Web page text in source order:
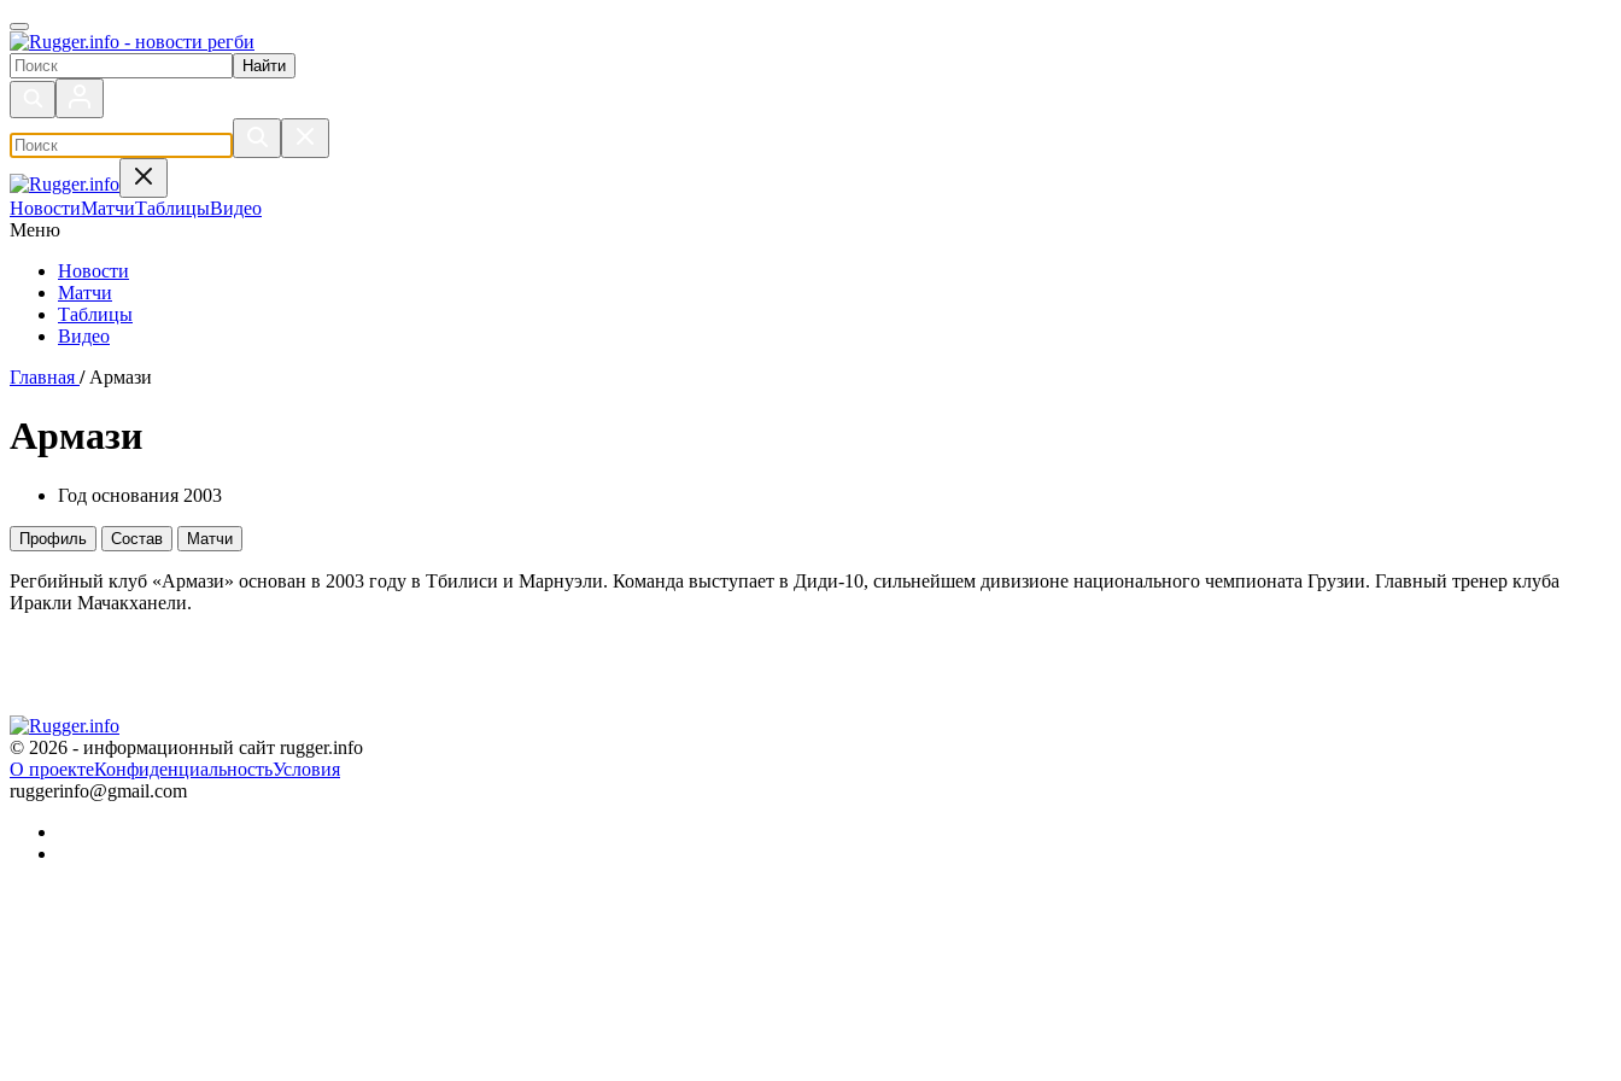
Поиск по сайту
НовостиМатчиТаблицыВидео
Меню
Новости
Матчи
Таблицы
Видео
Главная / Армази
Армази
Год основания 2003
Профиль Состав Матчи
Регбийный клуб «Армази» основан в 2003 году в Тбилиси и Марнуэли. Команда выступает в Диди-10, сильнейшем дивизионе национального чемпионата Грузии. Главный тренер клуба
Иракли Мачакханели.
© 2026 - информационный сайт rugger.info
О проектеКонфиденциальностьУсловия
ruggerinfo@gmail.com